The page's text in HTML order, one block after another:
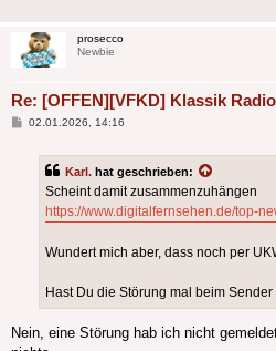
prosecco
Newbie
Re: [OFFEN][VFKD] Klassik
Beitrag
02.01.2026, 14:16
Karl. hat geschrieben:
Scheint damit zusammenzuhängen
https://www.digitalfernsehen.de/top-
Wundert mich aber, dass noch per
Hast Du die Störung mal beim
Nein, eine Störung hab ich nicht